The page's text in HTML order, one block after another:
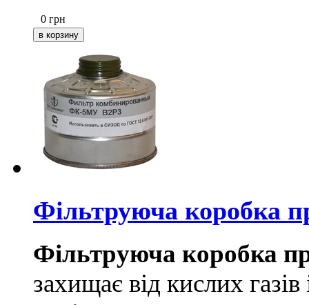
0 грн
Фільтруюча коробка
Фільтруюча коробка
захищає від кислих газів